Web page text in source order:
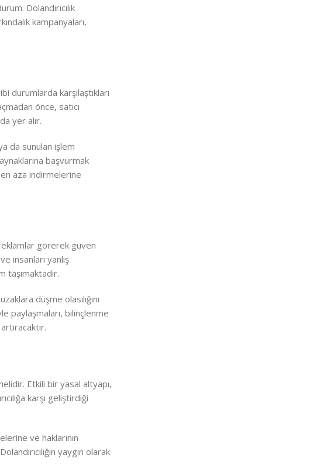
Dolandırıcılık
kampanyaları,
durumlarda karşılaştıkları
önce, satıcı
yer alır.
da sunulan işlem
başvurmak
aza indirmelerine
reklamlar görerek güven
insanları yanlış
taşımaktadır.
düşme olasılığını
paylaşmaları, bilinçlenme
Etkili bir yasal altyapı,
karşı geliştirdiği
ve haklarının
yaygın olarak